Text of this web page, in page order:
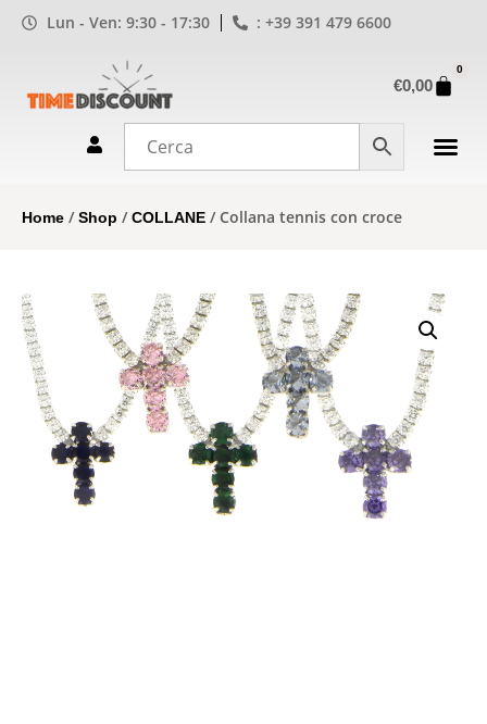
Lun - Ven: 9:30 - 17:30 : +39 391 479 6600
€0,00
0
Home /Shop /COLLANE / Collana tennis con croce